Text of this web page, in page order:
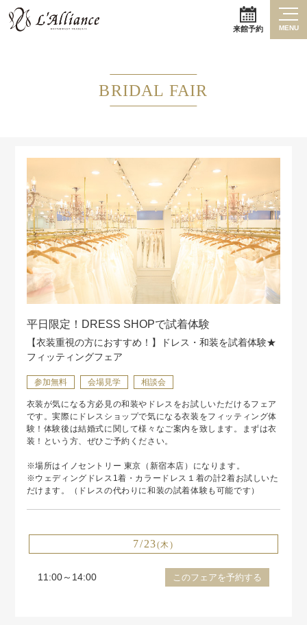
来館予約 MENU
BRIDAL FAIR
平日限定！DRESS SHOPで試着体験
【衣装重視の方におすすめ！】ドレス・和装を試着体験★
フィッティングフェア
参加無料 会場見学 相談会
衣装が気になる方必見の和装やドレスをお試しいただけるフェア
です。実際にドレスショップで気になる衣装をフィッティング体
験！体験後は結婚式に関して様々なご案内を致します。まずは衣
装！という方、ぜひご予約ください。
※場所はイノセントリー 東京（新宿本店）になります。
※ウェディングドレス1着・カラードレス１着の計2着お試しいた
だけます。（ドレスの代わりに和装の試着体験も可能です）
7/23(木)
11:00～14:00 このフェアを予約する